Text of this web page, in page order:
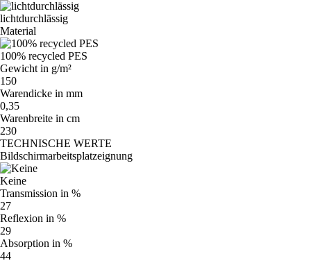
lichtdurchlässig
Material
100% recycled PES
Gewicht in g/m²
150
Warendicke in mm
0,35
Warenbreite in cm
230
TECHNISCHE WERTE
Bildschirmarbeitsplatzeignung
Keine
Transmission in %
27
Reflexion in %
29
Absorption in %
44